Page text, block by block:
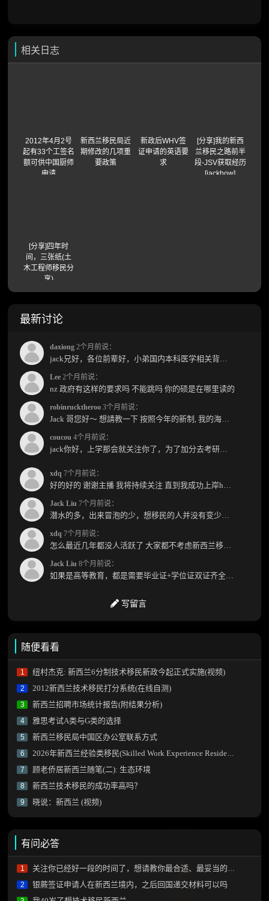
相关日志
2012年4月2号
起有33个工签名
额可供中国厨师
申请
新西兰移民局近
期修改的几项重
要政策
新政后WHV签
证申请的英语要
求
[分享]我的新西
兰移民之路前半
段-JSV获取经历
[jackhow]
[分享]四年时
间，三张纸(土
木工程师移民分
享)
最新讨论
daxiong 2个月前说：
Lee 2个月前说：
nz 政府有这样的要求吗 不能跳吗 你的硕是在哪里读的
robinrucktheroo 3个月前说：
coucou 4个月前说：
xdq 7个月前说：
Jack Liu 7个月前说：
xdq 7个月前说：
Jack Liu 8个月前说：
写留言
随便看看
1 纽村杰克: 新西兰6分制技术移民新政今起正式实施(视频)
2 2012新西兰技术移民打分系统(在线自测)
3 新西兰招聘市场统计报告(附结果分析)
4 雅思考试A类与G类的选择
5 新西兰移民局中国区办公室联系方式
6 2026年新西兰经验类移民(Skilled Work Experience Residence Visa)
7 顾老侨居新西兰随笔(二): 生态环境
8 新西兰技术移民的成功率高吗？
9 晓说：新西兰 (视频)
有问必答
1 关注你已经好一段的时间了，想请教你最合适、最妥当的移民方式！！
2 银蕨签证申请人在新西兰境内，之后回国递交材料可以吗